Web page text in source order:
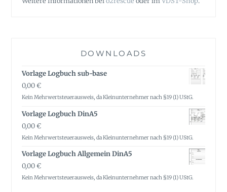
DOWNLOADS
Vorlage Logbuch sub-base
0,00€
Kein Mehrwertsteuerausweis, da Kleinunternehmer nach §19 (1) UStG.
Vorlage Logbuch DinA5
0,00€
Kein Mehrwertsteuerausweis, da Kleinunternehmer nach §19 (1) UStG.
Vorlage Logbuch Allgemein DinA5
0,00€
Kein Mehrwertsteuerausweis, da Kleinunternehmer nach §19 (1) UStG.